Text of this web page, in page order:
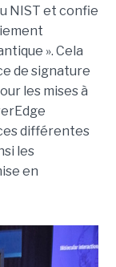
NIST et confie
». Cela
de signature
les mises à
différentes
les
en